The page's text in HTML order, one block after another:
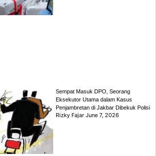
Sempat Masuk DPO, Seorang
Eksekutor Utama dalam Kasus
Penjambretan di Jakbar Dibekuk Polisi
Rizky FajarJune 7, 2026